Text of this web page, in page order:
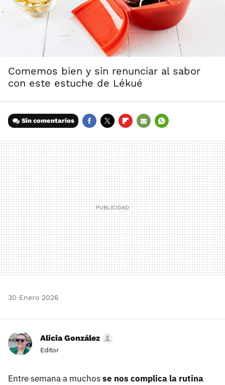
Comemos bien y sin renunciar al sabor
con este estuche de Lékué
Sin comentarios
MAIL
30 Enero 2026
Alicia González
Editor
Entre semana a muchosse nos complica la rutina